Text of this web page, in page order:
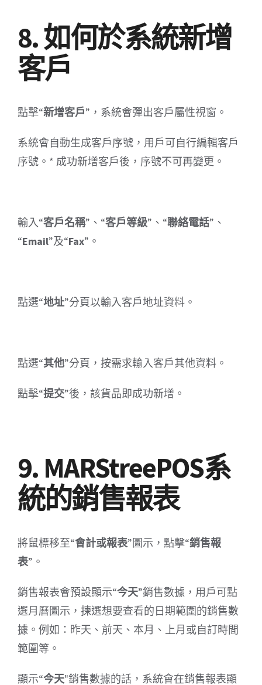
8. 如何於系統新增
客戶
點擊“新增客戶”，系統會彈出客戶屬性視窗。
系統會自動生成客戶序號，用戶可自行編輯客戶
序號。* 成功新增客戶後，序號不可再變更。
輸入“客戶名稱”、“客戶等級”、“聯絡電話”、
“Email”及“Fax”。
點選“地址”分頁以輸入客戶地址資料。
點選“其他”分頁，按需求輸入客戶其他資料。
點擊“提交”後，該貨品即成功新增。
9. MARStreePOS系
統的銷售報表
將鼠標移至“會計或報表”圖示，點擊“銷售報
表”。
銷售報表會預設顯示“今天”銷售數據，用戶可點
選月曆圖示，揀選想要查看的日期範圍的銷售數
據。例如：昨天、前天、本月、上月或自訂時間
範圍等。
顯示“今天"銷售數據的話，系統會在銷售報表顯